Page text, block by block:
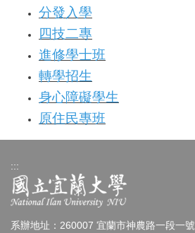
分發入學
四技二專
進修學士班
轉學招生
身心障礙學生
原住民專班
:::
系辦地址：260007 宜蘭市神農路一段一號